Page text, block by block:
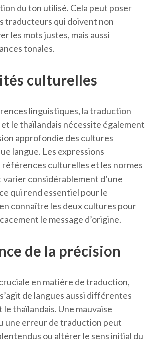
du ton utilisé. Cela peut poser
traducteurs qui doivent non
les mots justes, mais aussi
tonales.
culturelles
linguistiques, la traduction
le thaïlandais nécessite également
approfondie des cultures
langue. Les expressions
références culturelles et les normes
considérablement d’une
qui rend essentiel pour le
connaître les deux cultures pour
le message d’origine.
de la précision
en matière de traduction,
de langues aussi différentes
thaïlandais. Une mauvaise
une erreur de traduction peut
ou altérer le sens initial du